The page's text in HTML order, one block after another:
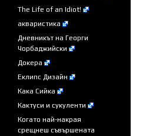
The Life of an Idiot!
акваристика
Дневникът на Георги
Чорбаджийски
Докера
Еклипс Дизайн
Кака Сийка
Кактуси и сукуленти
Когато най-накрая
срещнеш съвършената